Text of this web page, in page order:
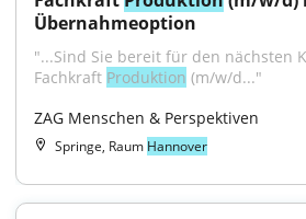
Übernahmeoption
"...Sind Sie bereit für den nächsten
Fachkraft Produktion (m/w/d..."
ZAG Menschen & Perspektiven
Springe, Raum Hannover